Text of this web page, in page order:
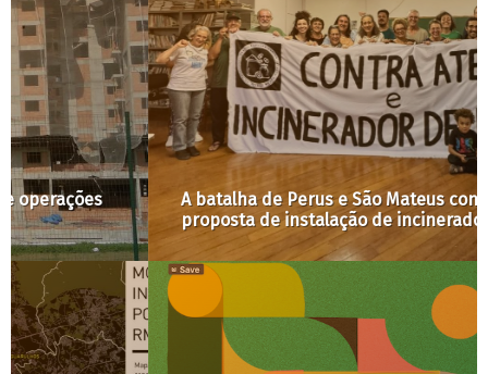
A batalha de Perus e São Mateus contra a
proposta de instalação de incineradores de lixo